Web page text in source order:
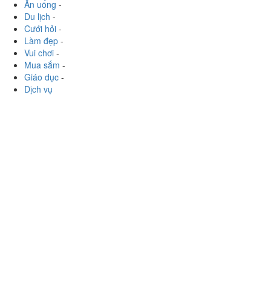
Ăn uống
Du lịch-
Cưới hỏi-
Làm đẹp
Vui chơi-
Mua sắm
Giáo dục
Dịch vụ